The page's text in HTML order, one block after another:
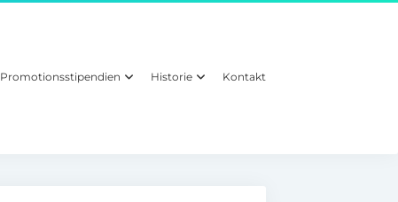
Promotionsstipendien Historie Kontakt